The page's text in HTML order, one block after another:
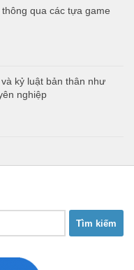
qua các tựa game
kỷ luật bản thân như
nghiệp